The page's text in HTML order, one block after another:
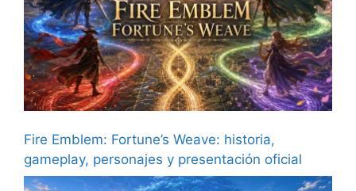
Fire Emblem: Fortune’s Weave: historia,
gameplay, personajes y presentación oficial